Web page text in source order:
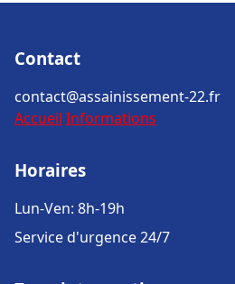
Contact
contact@assainissement-22.fr
Accueil Informations
Horaires
Lun-Ven: 8h-19h
Service d'urgence 24/7